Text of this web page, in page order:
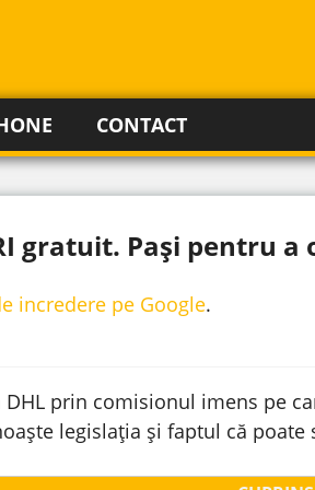
CONTACT
gratuit. Pași pentru
incredere pe Google.
DHL prin comisionul imens pe
legislația și faptul că poate